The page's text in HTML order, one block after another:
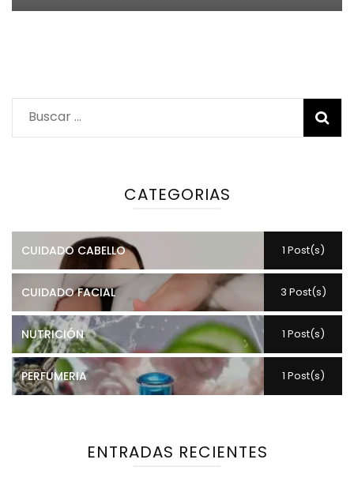
Buscar:
CATEGORIAS
CUIDADO CABELLO 1 Post(s)
CUIDADO FACIAL 3 Post(s)
NUTRICIÓN 1 Post(s)
PERFUMERIA 1 Post(s)
ENTRADAS RECIENTES